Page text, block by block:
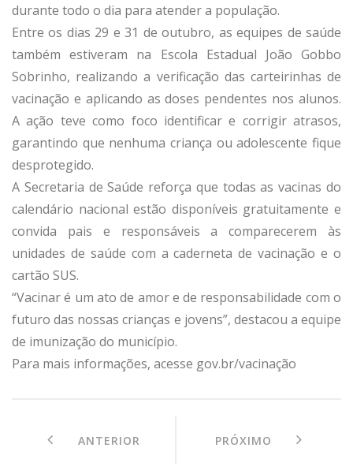
durante todo o dia para atender a população.
Entre os dias 29 e 31 de outubro, as equipes de saúde
também estiveram na Escola Estadual João Gobbo
Sobrinho, realizando a verificação das carteirinhas de
vacinação e aplicando as doses pendentes nos alunos.
A ação teve como foco identificar e corrigir atrasos,
garantindo que nenhuma criança ou adolescente fique
desprotegido.
A Secretaria de Saúde reforça que todas as vacinas do
calendário nacional estão disponíveis gratuitamente e
convida pais e responsáveis a comparecerem às
unidades de saúde com a caderneta de vacinação e o
cartão SUS.
“Vacinar é um ato de amor e de responsabilidade com o
futuro das nossas crianças e jovens”, destacou a equipe
de imunização do município.
Para mais informações, acesse gov.br/vacinação
ANTERIOR PRÓXIMO